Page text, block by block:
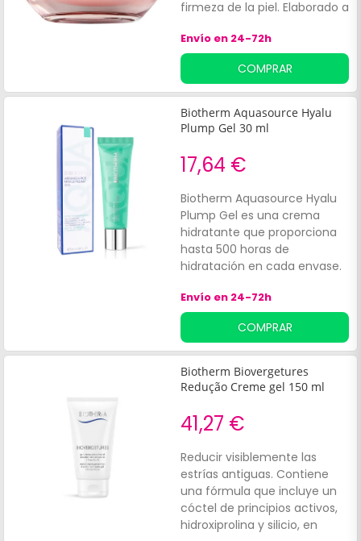
firmeza de la piel. Elaborado a
natural Blue Peptides Uplift
Día en combinación con Life
Plankton.
Envío en 24-72h
COMPRAR
Biotherm Aquasource Hyalu
Plump Gel 30 ml
17,64 €
Biotherm Aquasource Hyalu
Plump Gel es una crema
hidratante que proporciona
hasta 500 horas de
hidratación en cada envase.
combina Life Plankton,
conocido por sus
propiedades regeneradoras, y
ácido hialurónico, lo que
resulta en una piel
visiblemente más jugosa y
Envío en 24-72h
COMPRAR
Biotherm Biovergetures
Redução Creme gel 150 ml
41,27 €
Reducir visiblemente las
estrías antiguas. Contiene
una fórmula que incluye un
cóctel de principios activos,
hidroxiprolina y silicio, en